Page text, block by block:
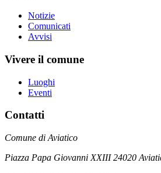
Notizie
Comunicati
Avvisi
Vivere il comune
Luoghi
Eventi
Contatti
Comune di Aviatico
Piazza Papa Giovanni XXIII 24020